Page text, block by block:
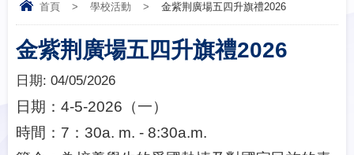
首頁 > 學校活動 > 金紫荆廣場五四升旗禮2026
金紫荆廣場五四升旗禮2026
日期: 04/05/2026
日期：4-5-2026（一）
時間：7：30a. m. - 8:30a.m.